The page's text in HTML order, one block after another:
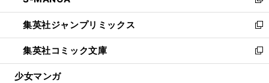
開
く
ウ
で
開
く
ン
ド
ウ
で
開
ウ
ィ
ン
ド
ウ
し
い
ウ
ィ
ン
集英社ジャンプリミックス
新
し
い
ウ
集英社コミック文庫
新
し
少女マンガ